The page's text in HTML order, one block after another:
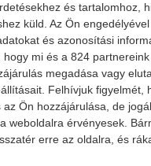
és tartalomhoz,
küld. Az Ön
és azonosítási
hogy mi és a 824
megadása vagy
Felhívjuk figyelmét,
Ön hozzájárulása, de
weboldalra érvényesek.
erre az oldalra, és
közel 130 km-es
pedig 200 km
tud maximum